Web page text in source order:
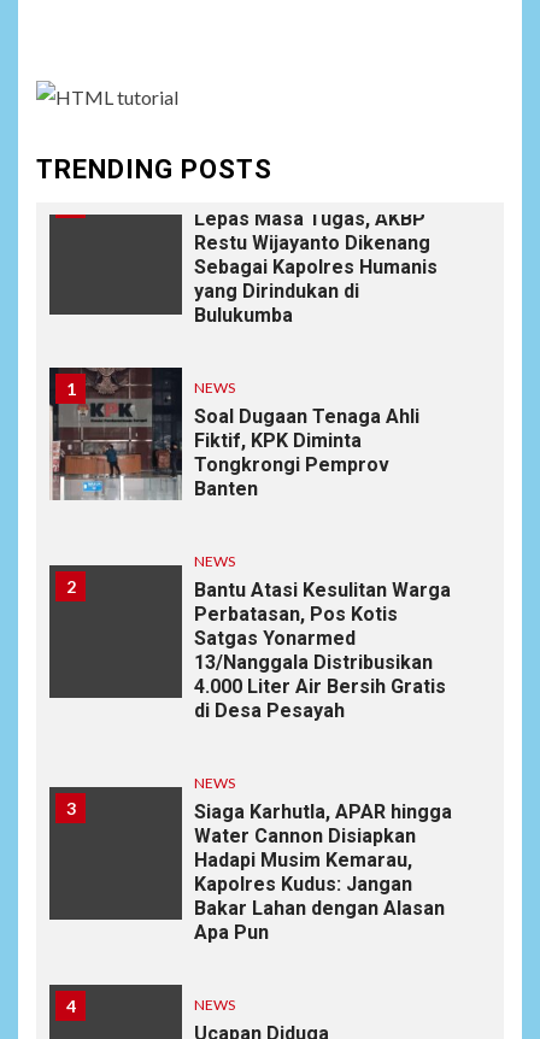
TRENDING POSTS
Lepas Masa Tugas, AKBP
Restu Wijayanto Dikenang
Sebagai Kapolres Humanis
yang Dirindukan di
Bulukumba
1 NEWS
Soal Dugaan Tenaga Ahli
Fiktif, KPK Diminta
Tongkrongi Pemprov
Banten
2
NEWS
Bantu Atasi Kesulitan Warga
Perbatasan, Pos Kotis
Satgas Yonarmed
13/Nanggala Distribusikan
4.000 Liter Air Bersih Gratis
di Desa Pesayah
3
NEWS
Siaga Karhutla, APAR hingga
Water Cannon Disiapkan
Hadapi Musim Kemarau,
Kapolres Kudus: Jangan
Bakar Lahan dengan Alasan
Apa Pun
4 NEWS
Ucapan Diduga